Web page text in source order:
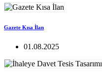
Gazete Kısa İlan
01.08.2025